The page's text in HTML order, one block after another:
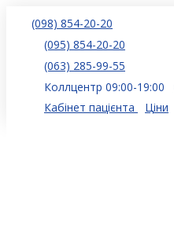
(098) 854-20-20
(095) 854-20-20
(063) 285-99-55
Коллцентр 09:00-19:00
Кабінет пацієнта
Ціни